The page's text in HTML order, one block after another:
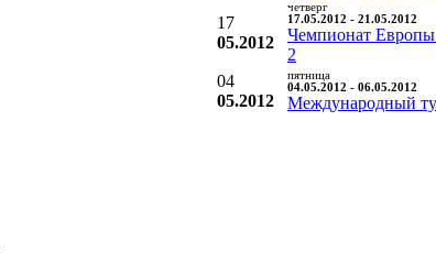
17
05.2012
четверг
17.05.2012 - 21.05.2012
Чемпионат
2
04
05.2012
пятница
04.05.2012 - 06.05.2012
Международный